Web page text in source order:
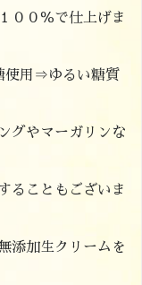
００％で仕上げま
使用⇒ゆるい糖質
グやマーガリンな
ることもございま
添加生クリームを